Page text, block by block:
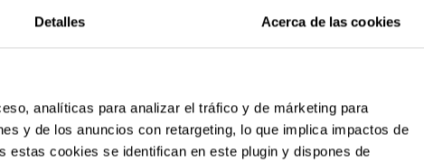
Detalles Acerca de las cookies
analíticas para analizar el tráfico y de márketing para
y de los anuncios con retargeting, lo que implica impactos de
estas cookies se identifican en este plugin y dispones de
NEWSLETTER
exclusivo a preventas con precios
únicos y muchas más ventajas